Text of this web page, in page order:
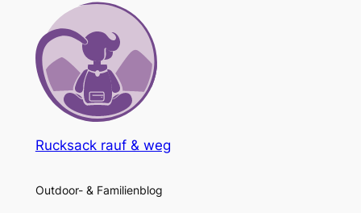
Rucksack rauf & weg
Outdoor- & Familienblog